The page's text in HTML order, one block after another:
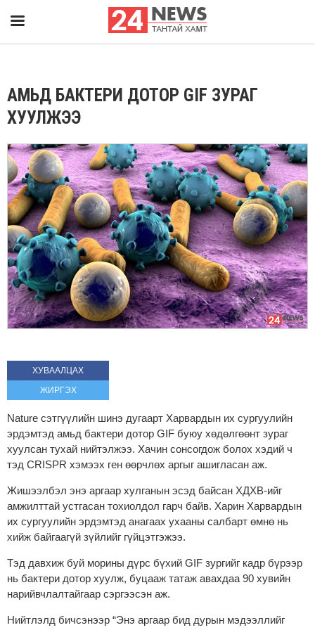
АМЬД БАКТЕРИ ДОТОР GIF ЗУРАГ
ХУУЛЖЭЭ
ХУВААЛЦАХ
ЖИРГЭХ
Nature сэтгүүлийн шинэ дугаарт Харвардын их сургуулийн
эрдэмтэд амьд бактери дотор GIF буюу хөдөлгөөнт зураг
хуулсан тухай нийтэлжээ. Хачин сонсогдож болох хэдий ч
тэд CRISPR хэмээх ген өөрчлөх аргыг ашигласан аж.
Жишээлбэл энэ аргаар хулганын эсэд байсан ХДХВ-ийг
амжилттай устгасан тохиолдол гарч байв. Харин Харвардын
их сургуулийн эрдэмтэд анагаах ухааны салбарт өмнө нь
хийж байгаагүй зүйлийг гүйцэтгэжээ.
Тэд давхиж буй морины дүрс бүхий GIF зургийг кадр бүрээр
нь бактери дотор хуулж, буцааж татаж авахдаа 90 хувийн
нарийвчлалтайгаар сэргээсэн аж.
Нийтлэлд бичсэнээр “Энэ аргаар бид дурын мэдээллийг